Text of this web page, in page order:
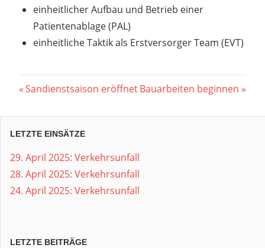
einheitlicher Aufbau und Betrieb einer
Patientenablage (PAL)
einheitliche Taktik als Erstversorger Team (EVT)
Beitragsnavigation
Vorheriger
Sandienstsaison eröffnetNächster
Bauarbeiten beginnen
LETZTE EINSÄTZE
29. April 2025: Verkehrsunfall
28. April 2025: Verkehrsunfall
24. April 2025: Verkehrsunfall
LETZTE BEITRÄGE